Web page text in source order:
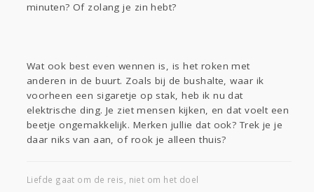
minuten? Of zolang je zin hebt?
Wat ook best even wennen is, is het roken met
anderen in de buurt. Zoals bij de bushalte, waar ik
voorheen een sigaretje op stak, heb ik nu dat
elektrische ding. Je ziet mensen kijken, en dat voelt een
beetje ongemakkelijk. Merken jullie dat ook? Trek je je
daar niks van aan, of rook je alleen thuis?
Liefde gaat om de reis, niet om het doel